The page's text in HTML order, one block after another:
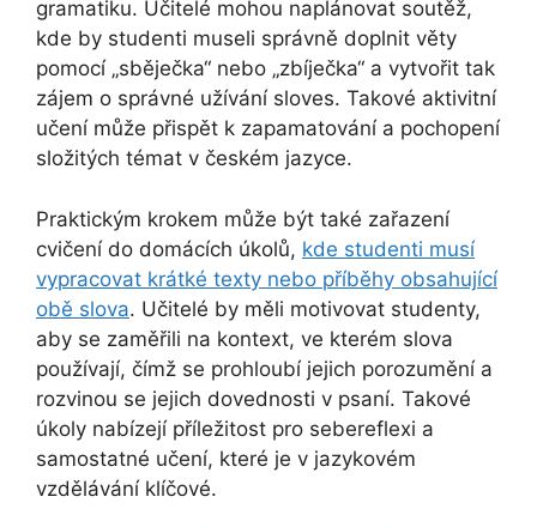
gramatiku. Učitelé mohou naplánovat soutěž,
kde by studenti museli správně doplnit věty
pomocí „sběječka“ nebo „zbíječka“ a vytvořit tak
zájem o správné užívání sloves. Takové aktivitní
učení může přispět k zapamatování a pochopení
složitých témat v českém jazyce.
Praktickým krokem může být také zařazení
cvičení do domácích úkolů, kde studenti musí
vypracovat krátké texty nebo příběhy obsahující
obě slova. Učitelé by měli motivovat studenty,
aby se zaměřili na kontext, ve kterém slova
používají, čímž se prohloubí jejich porozumění a
rozvinou se jejich dovednosti v psaní. Takové
úkoly nabízejí příležitost pro sebereflexi a
samostatné učení, které je v jazykovém
vzdělávání klíčové.